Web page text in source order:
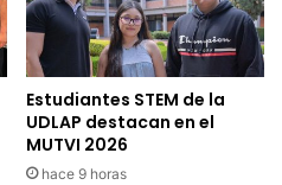
Estudiantes STEM de la
UDLAP destacan en el
MUTVI 2026
hace 9 horas